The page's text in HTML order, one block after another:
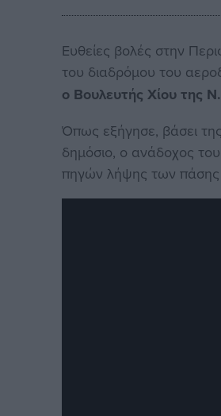
Ευθείες βολές στην
του διαδρόμου του
ο Βουλευτής Χίου της
Όπως εξήγησε, βάσει
δημόσιο, ο ανάδοχος
πηγών λήψης των πάσης